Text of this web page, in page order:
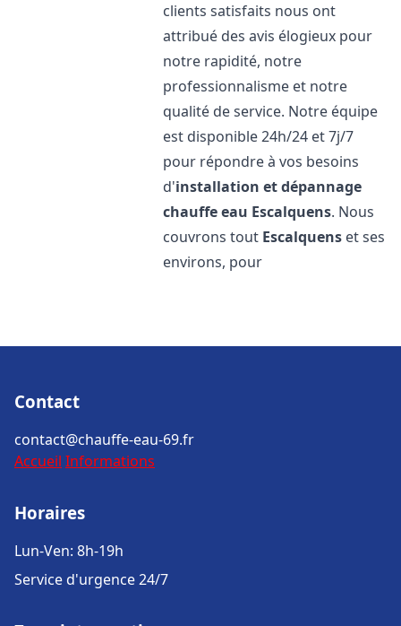
clients satisfaits nous ont
attribué des avis élogieux pour
notre rapidité, notre
professionnalisme et notre
qualité de service. Notre équipe
est disponible 24h/24 et 7j/7
pour répondre à vos besoins
d'installation et dépannage
chauffe eau Escalquens. Nous
couvrons tout Escalquens et ses
environs, pour
Contact
contact@chauffe-eau-69.fr
Accueil Informations
Horaires
Lun-Ven: 8h-19h
Service d'urgence 24/7